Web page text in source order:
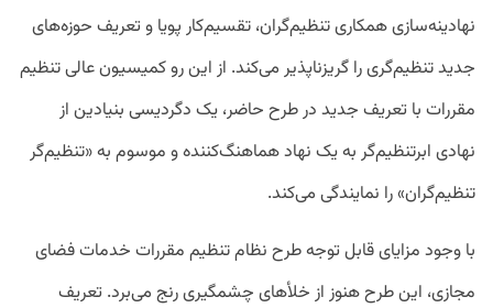
نهادینه‌سازی همکاری تنظیم‌گران، تقسیم‌کار پویا و تعریف حوزه‌های
جدید تنظیم‌گری را گریزناپذیر می‌کند. از این‌ رو کمیسیون عالی تنظیم
مقررات با تعریف جدید در طرح حاضر، یک دگردیسی بنیادین از
نهادی ابرتنظیم‌گر به یک نهاد هماهنگ‌کننده و موسوم به «تنظیم‌گر
تنظیم‌گران» را نمایندگی می‌کند.
با وجود مزایای قابل‌ توجه طرح نظام تنظیم مقررات خدمات فضای
مجازی، این طرح هنوز از خلأهای چشمگیری رنج می‌برد. تعریف